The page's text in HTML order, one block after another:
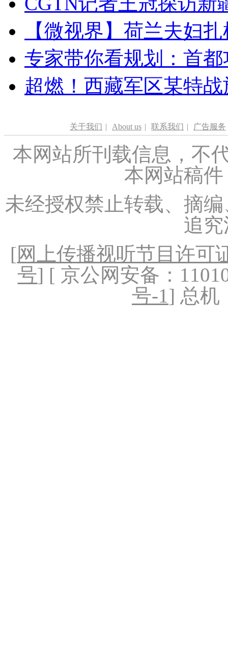
【微视界】荷兰夫妇
专家带你看规划：首
超燃！西藏军区某特
关于我们 | About us | 联系我们 | 广告服务
本网站所刊载信息，不
本网站稿
未经授权禁止转载、摘
追
[网上传播视听节目许可
号] [ 京公网安备：
号-1] 总机